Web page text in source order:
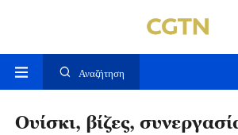
Αναζήτηση
Ουίσκι, βίζες,